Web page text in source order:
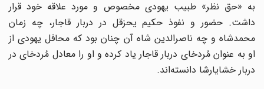
به «حق نظر» طبیب یهودی مخصوص و مورد علاقه خود قرار
داشت. حضور و نفوذ حکیم یحزقل در دربار قاجار، چه زمان
محمدشاه و چه ناصرالدین شاه آن چنان بود که محافل یهودی از
او به عنوان مُردخای دربار قاجار یاد کرده و او را معادل مُردخای در
دربار خشایارشا دانسته‌اند.